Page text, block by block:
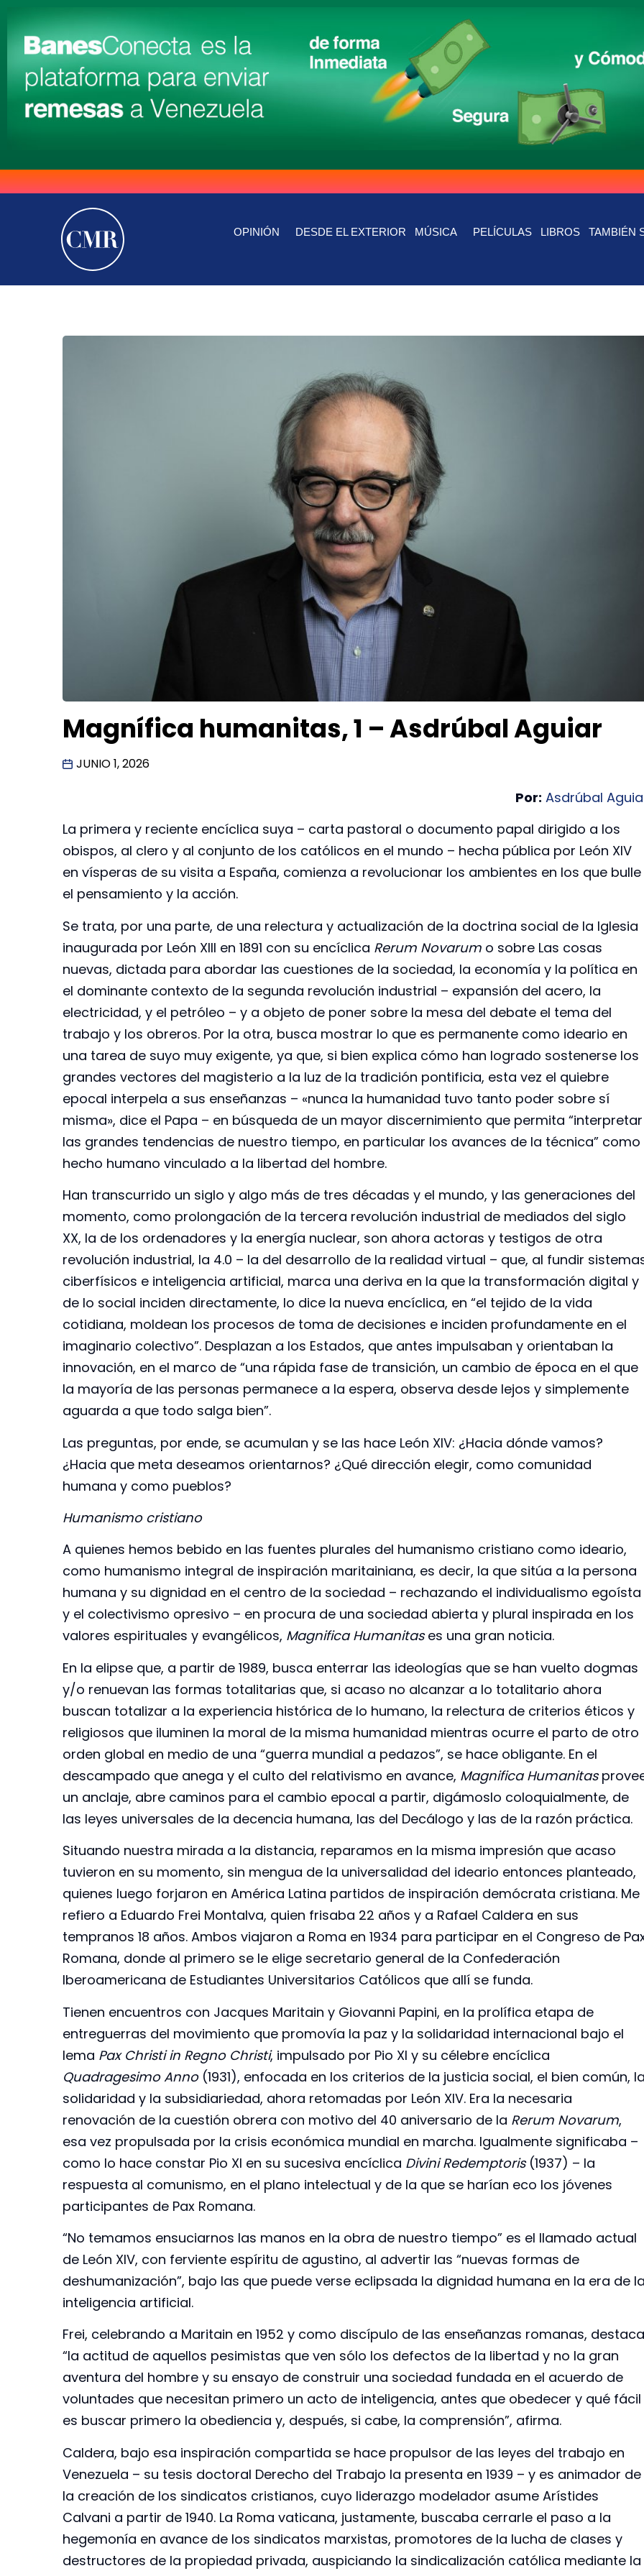
OPINIÓN DESDE EL EXTERIOR MÚSICA PELÍCULAS LIBROS TAMBIÉN
Magnífica humanitas, 1 – Asdrúbal Aguiar
JUNIO 1, 2026
Por: Asdrúbal
La primera y reciente encíclica suya – carta pastoral o documento papal dirigido a los
obispos, al clero y al conjunto de los católicos en el mundo – hecha pública por León XIV
en vísperas de su visita a España, comienza a revolucionar los ambientes en los que bulle
el pensamiento y la acción.
Se trata, por una parte, de una relectura y actualización de la doctrina social de la Iglesia
inaugurada por León XIII en 1891 con su encíclica Rerum Novarum o sobre Las cosas
nuevas, dictada para abordar las cuestiones de la sociedad, la economía y la política en
el dominante contexto de la segunda revolución industrial – expansión del acero, la
electricidad, y el petróleo – y a objeto de poner sobre la mesa del debate el tema del
trabajo y los obreros. Por la otra, busca mostrar lo que es permanente como ideario en
una tarea de suyo muy exigente, ya que, si bien explica cómo han logrado sostenerse los
grandes vectores del magisterio a la luz de la tradición pontificia, esta vez el quiebre
epocal interpela a sus enseñanzas – «nunca la humanidad tuvo tanto poder sobre sí
misma», dice el Papa – en búsqueda de un mayor discernimiento que permita “interpretar
las grandes tendencias de nuestro tiempo, en particular los avances de la técnica” como
hecho humano vinculado a la libertad del hombre.
Han transcurrido un siglo y algo más de tres décadas y el mundo, y las generaciones del
momento, como prolongación de la tercera revolución industrial de mediados del siglo
XX, la de los ordenadores y la energía nuclear, son ahora actoras y testigos de otra
revolución industrial, la 4.0 – la del desarrollo de la realidad virtual – que, al fundir
ciberfísicos e inteligencia artificial, marca una deriva en la que la transformación digital y
de lo social inciden directamente, lo dice la nueva encíclica, en “el tejido de la vida
cotidiana, moldean los procesos de toma de decisiones e inciden profundamente en el
imaginario colectivo”. Desplazan a los Estados, que antes impulsaban y orientaban la
innovación, en el marco de “una rápida fase de transición, un cambio de época en el que
la mayoría de las personas permanece a la espera, observa desde lejos y simplemente
aguarda a que todo salga bien”.
Las preguntas, por ende, se acumulan y se las hace León XIV: ¿Hacia dónde vamos?
¿Hacia que meta deseamos orientarnos? ¿Qué dirección elegir, como comunidad
humana y como pueblos?
Humanismo cristiano
A quienes hemos bebido en las fuentes plurales del humanismo cristiano como ideario,
como humanismo integral de inspiración maritainiana, es decir, la que sitúa a la persona
humana y su dignidad en el centro de la sociedad – rechazando el individualismo egoísta
y el colectivismo opresivo – en procura de una sociedad abierta y plural inspirada en los
valores espirituales y evangélicos, Magnifica Humanitases una gran noticia.
En la elipse que, a partir de 1989, busca enterrar las ideologías que se han vuelto dogmas
y/o renuevan las formas totalitarias que, si acaso no alcanzar a lo totalitario ahora
buscan totalizar a la experiencia histórica de lo humano, la relectura de criterios éticos y
religiosos que iluminen la moral de la misma humanidad mientras ocurre el parto de otro
orden global en medio de una “guerra mundial a pedazos”, se hace obligante. En el
descampado que anega y el culto del relativismo en avance, Magnifica Humanitas
un anclaje, abre caminos para el cambio epocal a partir, digámoslo coloquialmente, de
las leyes universales de la decencia humana, las del Decálogo y las de la razón práctica.
Situando nuestra mirada a la distancia, reparamos en la misma impresión que acaso
tuvieron en su momento, sin mengua de la universalidad del ideario entonces planteado,
quienes luego forjaron en América Latina partidos de inspiración demócrata cristiana. Me
refiero a Eduardo Frei Montalva, quien frisaba 22 años y a Rafael Caldera en sus
tempranos 18 años. Ambos viajaron a Roma en 1934 para participar en el Congreso de
Romana, donde al primero se le elige secretario general de la Confederación
Iberoamericana de Estudiantes Universitarios Católicos que allí se funda.
Tienen encuentros con Jacques Maritain y Giovanni Papini, en la prolífica etapa de
entreguerras del movimiento que promovía la paz y la solidaridad internacional bajo el
lema Pax Christi in Regno Christi, impulsado por Pio XI y su célebre encíclica
Quadragesimo Anno(1931), enfocada en los criterios de la justicia social, el bien común,
solidaridad y la subsidiariedad, ahora retomadas por León XIV. Era la necesaria
renovación de la cuestión obrera con motivo del 40 aniversario de la Rerum Novarum,
esa vez propulsada por la crisis económica mundial en marcha. Igualmente significaba –
como lo hace constar Pio XI en su sucesiva encíclica Divini Redemptoris(1937) – la
respuesta al comunismo, en el plano intelectual y de la que se harían eco los jóvenes
participantes de Pax Romana.
“No temamos ensuciarnos las manos en la obra de nuestro tiempo” es el llamado actual
de León XIV, con ferviente espíritu de agustino, al advertir las “nuevas formas de
deshumanización”, bajo las que puede verse eclipsada la dignidad humana en la era de
inteligencia artificial.
Frei, celebrando a Maritain en 1952 y como discípulo de las enseñanzas romanas, destaca
“la actitud de aquellos pesimistas que ven sólo los defectos de la libertad y no la gran
aventura del hombre y su ensayo de construir una sociedad fundada en el acuerdo de
voluntades que necesitan primero un acto de inteligencia, antes que obedecer y qué fácil
es buscar primero la obediencia y, después, si cabe, la comprensión”, afirma.
Caldera, bajo esa inspiración compartida se hace propulsor de las leyes del trabajo en
Venezuela – su tesis doctoral Derecho del Trabajo la presenta en 1939 – y es animador de
la creación de los sindicatos cristianos, cuyo liderazgo modelador asume Arístides
Calvani a partir de 1940. La Roma vaticana, justamente, buscaba cerrarle el paso a la
hegemonía en avance de los sindicatos marxistas, promotores de la lucha de clases y
destructores de la propiedad privada, auspiciando la sindicalización católica mediante la